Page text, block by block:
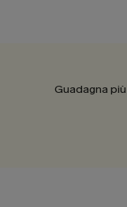
Guadagna